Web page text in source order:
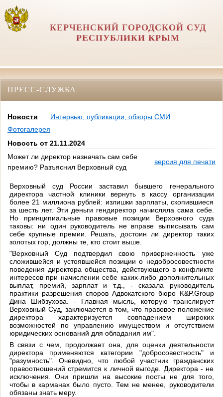
КЕРЧЕНСКИЙ ГОРОДСКОЙ СУД
РЕСПУБЛИКИ КРЫМ
ПРЕСС-СЛУЖБА
Новости
Интервью, публикации, обзоры СМИ
Фотогалерея
Новость от 21.11.2024
Может ли директор назначать сам себе
премию? Разъяснил Верховный суд
версия для печати
Верховный суд России заставил бывшего генерального
директора частной клиники вернуть в кассу организации
более 21 миллиона рублей: излишки зарплаты, скопившиеся
за шесть лет. Эти деньги гендиректор начисляла сама себе.
Но принципиальные правовые позиции Верховного суда
таковы: ни один руководитель не вправе выписывать сам
себе крупные премии. Решать, достоин ли директор таких
золотых гор, должны те, кто стоит выше.
"Верховный Суд подтвердил свою приверженность уже
сложившейся и устоявшейся позиции о недобросовестности
поведения директора общества, действующего в конфликте
интересов при начислении себе каких-либо дополнительных
выплат, премий, зарплат и т.д., - сказала руководитель
практики разрешения споров Адвокатского бюро K&P.Group
Дина Шибзухова. - Главная мысль, которую транслирует
Верховный Суд, заключается в том, что правовое положение
директора характеризуется совпадением широких
возможностей по управлению имуществом и отсутствием
юридических оснований для обладания им".
В связи с чем, продолжает она, для оценки деятельности
директора применяются категории "добросовестность" и
"разумность". Очевидно, что любой участник гражданских
правоотношений стремится к личной выгоде. Директора - не
исключения. Они пришли на высокие посты не для того,
чтобы в карманах было пусто. Тем не менее, руководители
обязаны знать меру.